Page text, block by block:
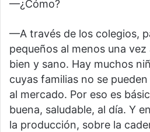
—¿Cómo?
—A través de los colegios,
pequeños al menos una
bien y sano. Hay muchos
cuyas familias no se
al mercado. Por eso es
buena, saludable, al día. Y
la producción, sobre la